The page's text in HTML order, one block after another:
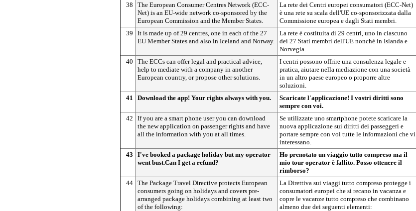
38
The European Consumer Centres Network (ECC-
Net) is an EU-wide network co-sponsored by the
European Commission and the Member States.
La rete dei Centri europei consumatori (ECC-Net)
è una rete su scala dell'UE co-sponsorizzata dalla
Commissione europea e dagli Stati membri.
39
It is made up of 29 centres, one in each of the 27
EU Member States and also in Iceland and Norway.
La rete è costituita di 29 centri, uno in ciascuno
dei 27 Stati membri dell'UE nonché in Islanda e
Norvegia.
40
The ECCs can offer legal and practical advice,
help to mediate with a company in another
European country, or propose other solutions.
I centri possono offrire una consulenza legale e
pratica, aiutare nella mediazione con una società
in un altro paese europeo o proporre altre
soluzioni.
41
Download the app! Your rights always with you.
Scaricate l'applicazione! I vostri diritti sono
sempre con voi.
42
If you are a smart phone user you can download
the new application on passenger rights and have
all the information with you at all times.
Se utilizzate uno smartphone potete scaricare la
nuova applicazione sui diritti dei passeggeri e
portare sempre con voi tutte le informazioni che vi
interessano.
43
I've booked a package holiday but my operator
went bust.Can I get a refund?
Ho prenotato un viaggio tutto compreso ma il
mio tour operator è fallito. Posso ottenere il
rimborso?
44 The Package Travel Directive protects European
consumers going on holidays and covers pre-
arranged package holidays combining at least two
of the following:
La Direttiva sui viaggi tutto compreso protegge i
consumatori europei che si recano in vacanza e
copre le vacanze tutto compreso che combinano
almeno due dei seguenti elementi: